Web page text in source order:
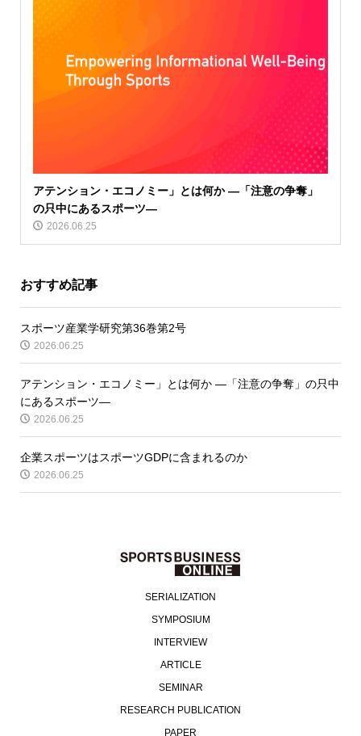
アテンション・エコノミー」とは何か ―「注意の争奪」
の只中にあるスポーツ―
2026.06.25
おすすめ記事
スポーツ産業学研究第36巻第2号
2026.06.25
アテンション・エコノミー」とは何か ―「注意の争奪」の只中
にあるスポーツ―
2026.06.25
企業スポーツはスポーツGDPに含まれるのか
2026.06.25
SERIALIZATION
SYMPOSIUM
INTERVIEW
ARTICLE
SEMINAR
RESEARCH PUBLICATION
PAPER